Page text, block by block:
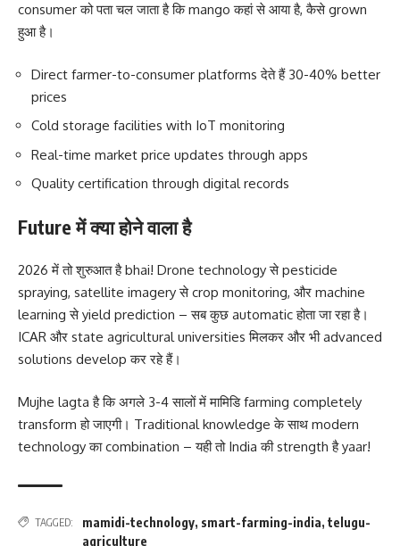
consumer को पता चल जाता है कि mango कहां से आया है, कैसे grown
हुआ है।
Direct farmer-to-consumer platforms देते हैं 30-40% better
prices
Cold storage facilities with IoT monitoring
Real-time market price updates through apps
Quality certification through digital records
Future में क्या होने वाला है
2026 में तो शुरुआत है bhai! Drone technology से pesticide
spraying, satellite imagery से crop monitoring, और machine
learning से yield prediction – सब कुछ automatic होता जा रहा है।
ICAR और state agricultural universities मिलकर और भी advanced
solutions develop कर रहे हैं।
Mujhe lagta है कि अगले 3-4 सालों में मामिडि farming completely
transform हो जाएगी। Traditional knowledge के साथ modern
technology का combination – यही तो India की strength है yaar!
TAGGED: mamidi-technology, smart-farming-india, telugu-
agriculture